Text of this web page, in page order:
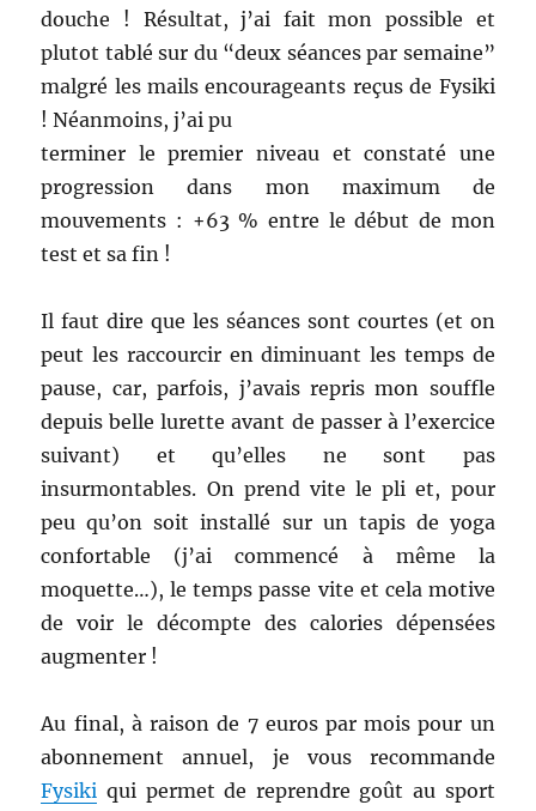
douche ! Résultat, j’ai fait mon possible et
plutot tablé sur du “deux séances par semaine”
malgré les mails encourageants reçus de Fysiki
! Néanmoins, j’ai pu
terminer le premier niveau et constaté une
progression dans mon maximum de
mouvements : +63 % entre le début de mon
test et sa fin !
Il faut dire que les séances sont courtes (et on
peut les raccourcir en diminuant les temps de
pause, car, parfois, j’avais repris mon souffle
depuis belle lurette avant de passer à l’exercice
suivant) et qu’elles ne sont pas
insurmontables. On prend vite le pli et, pour
peu qu’on soit installé sur un tapis de yoga
confortable (j’ai commencé à même la
moquette…), le temps passe vite et cela motive
de voir le décompte des calories dépensées
augmenter !
Au final, à raison de 7 euros par mois pour un
abonnement annuel, je vous recommande
Fysiki qui permet de reprendre goût au sport